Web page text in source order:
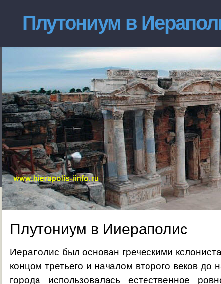
Плутониум в
Плутониум в Ииераполис
Иераполис был основан греческими
концом третьего и началом второго веков до
города использовалась естественное